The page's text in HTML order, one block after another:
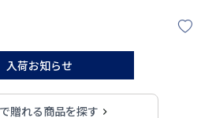
入荷お知らせ
贈れる商品を探す